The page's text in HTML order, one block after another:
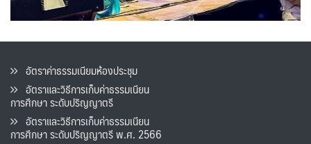
อัตราค่าธรรมเนียมห้องประชุม
อัตราและวิธีการเก็บค่าธรรมเนียน
การศึกษา ระดับปริญญาตรี
อัตราและวิธีการเก็บค่าธรรมเนียน
การศึกษา ระดับปริญญาตรี พ.ศ. 2566